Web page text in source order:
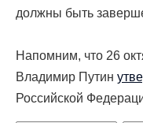
должны быть
Напомним, что 26
Владимир Путин
Российской